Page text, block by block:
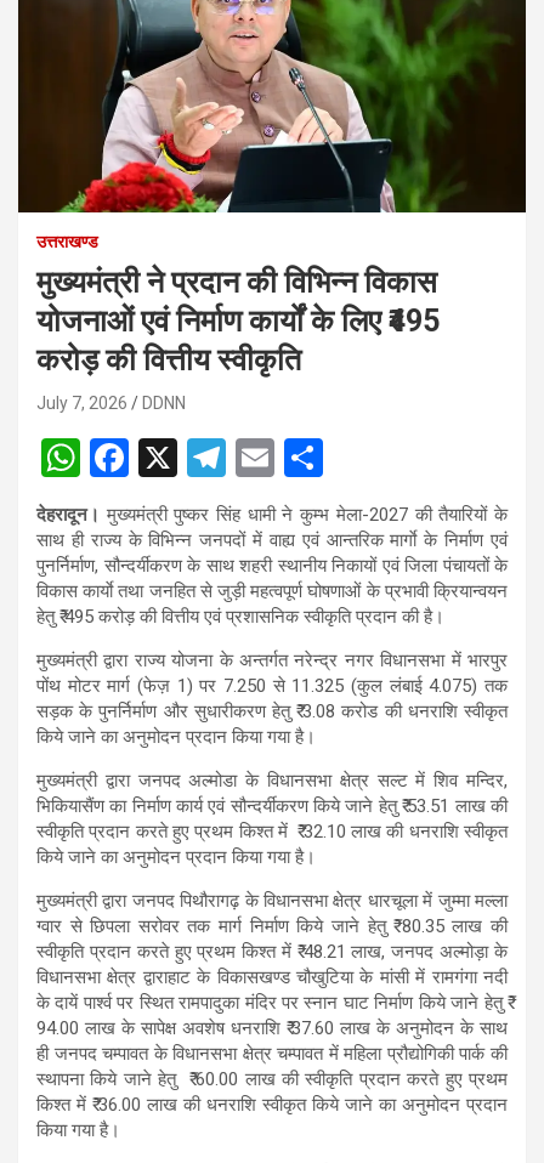
उत्तराखण्ड
मुख्यमंत्री ने प्रदान की विभिन्न विकास
योजनाओं एवं निर्माण कार्यों के लिए ₹495
करोड़ की वित्तीय स्वीकृति
July 7, 2026 DDNN
W
h
at
s
A
p
p
F
a
ce
b
o
o
k
X
T
el
e
gr
a
m
E
m
ail
h
ar
e
देहरादून। मुख्यमंत्री पुष्कर सिंह धामी ने कुम्भ मेला-2027 की तैयारियों के
साथ ही राज्य के विभिन्न जनपदों में वाह्य एवं आन्तरिक मार्गाे के निर्माण एवं
पुनर्निर्माण, सौन्दर्यीकरण के साथ शहरी स्थानीय निकायों एवं जिला पंचायतों के
विकास कार्याे तथा जनहित से जुड़ी महत्वपूर्ण घोषणाओं के प्रभावी क्रियान्वयन
हेतु ₹ 495 करोड़ की वित्तीय एवं प्रशासनिक स्वीकृति प्रदान की है।
मुख्यमंत्री द्वारा राज्य योजना के अन्तर्गत नरेन्द्र नगर विधानसभा में भारपुर
पोंथ मोटर मार्ग (फेज़ 1) पर 7.250 से 11.325 (कुल लंबाई 4.075) तक
सड़क के पुनर्निर्माण और सुधारीकरण हेतु ₹ 3.08 करोड की धनराशि स्वीकृत
किये जाने का अनुमोदन प्रदान किया गया है।
मुख्यमंत्री द्वारा जनपद अल्मोडा के विधानसभा क्षेत्र सल्ट में शिव मन्दिर,
भिकियासैंण का निर्माण कार्य एवं सौन्दर्यीकरण किये जाने हेतु ₹ 53.51 लाख की
स्वीकृति प्रदान करते हुए प्रथम किश्त में ₹ 32.10 लाख की धनराशि स्वीकृत
किये जाने का अनुमोदन प्रदान किया गया है।
मुख्यमंत्री द्वारा जनपद पिथौरागढ़ के विधानसभा क्षेत्र धारचूला में जुम्मा मल्ला
ग्वार से छिपला सरोवर तक मार्ग निर्माण किये जाने हेतु ₹ 80.35 लाख की
स्वीकृति प्रदान करते हुए प्रथम किश्त में ₹ 48.21 लाख, जनपद अल्मोड़ा के
विधानसभा क्षेत्र द्वाराहाट के विकासखण्ड चौखुटिया के मांसी में रामगंगा नदी
के दायें पार्श्व पर स्थित रामपादुका मंदिर पर स्नान घाट निर्माण किये जाने हेतु ₹
94.00 लाख के सापेक्ष अवशेष धनराशि ₹ 37.60 लाख के अनुमोदन के साथ
ही जनपद चम्पावत के विधानसभा क्षेत्र चम्पावत में महिला प्रौद्योगिकी पार्क की
स्थापना किये जाने हेतु ₹ 60.00 लाख की स्वीकृति प्रदान करते हुए प्रथम
किश्त में ₹ 36.00 लाख की धनराशि स्वीकृत किये जाने का अनुमोदन प्रदान
किया गया है।